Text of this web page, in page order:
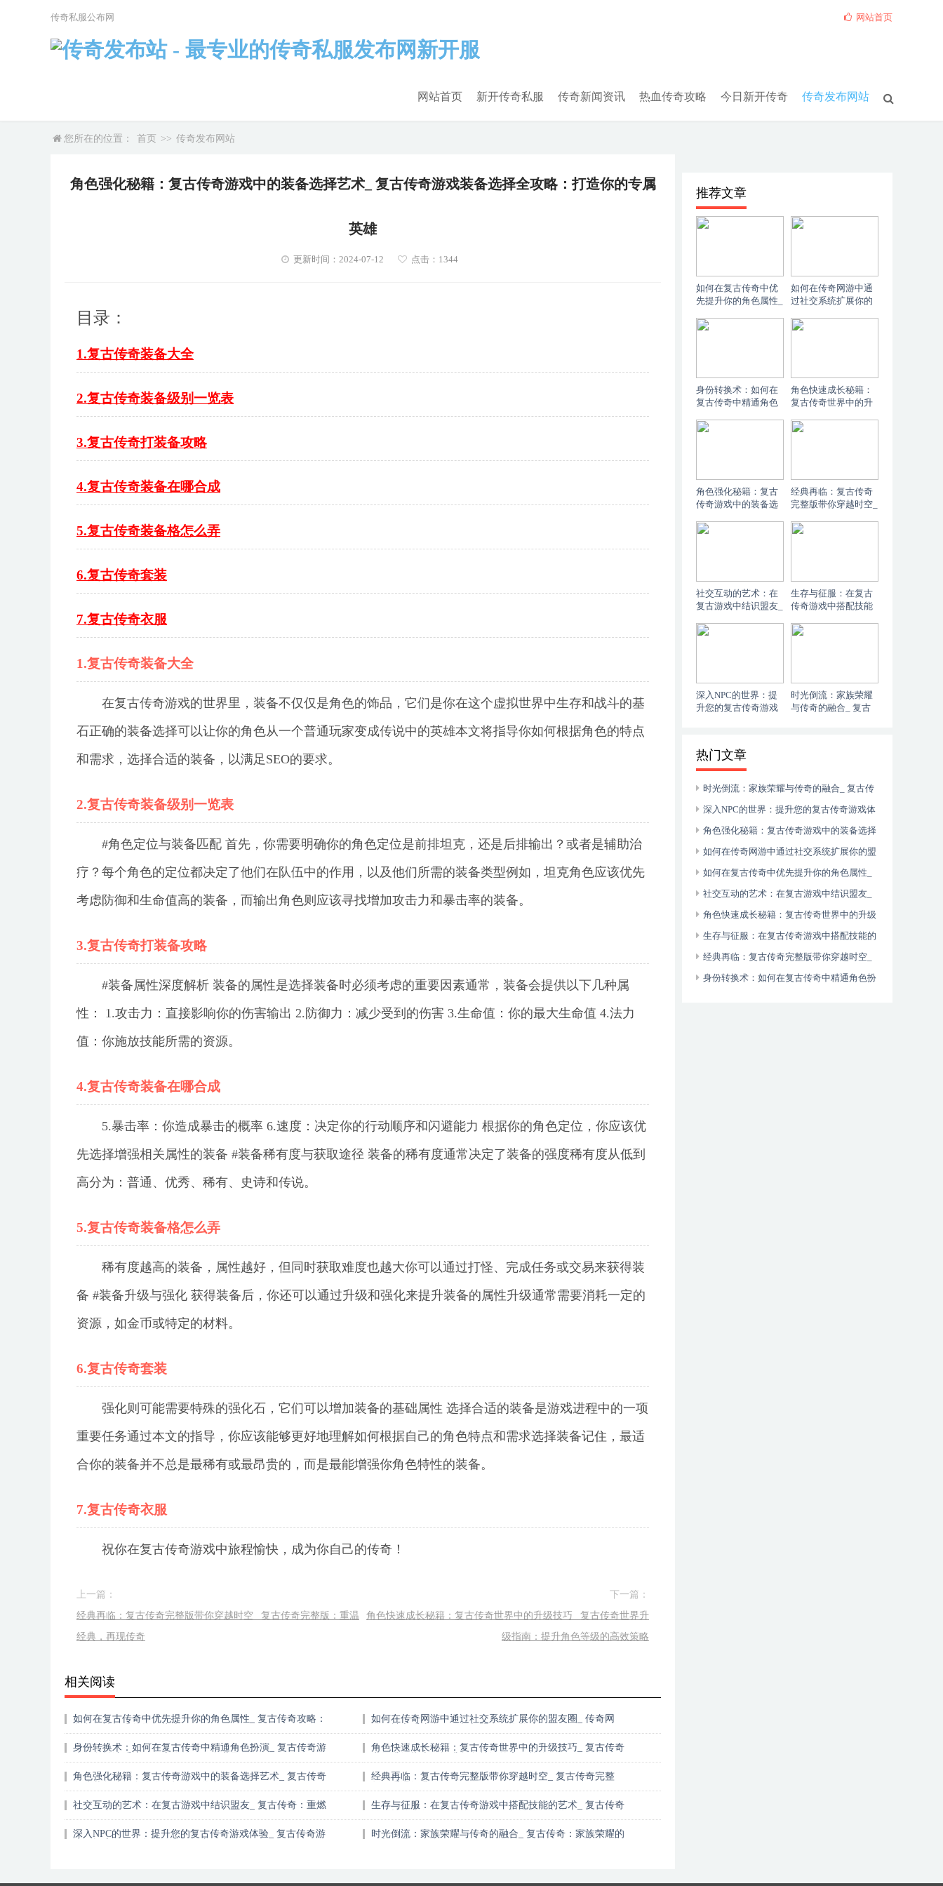
网站首页 新开传奇私服 传奇新闻资讯 热血传奇攻略 今日新开传奇 传奇发布网站
网站首页
传奇私服公布网
您所在的位置： 首页 >> 传奇发布网站
角色强化秘籍：复古传奇游戏中的装备选择艺术_ 复古传奇游戏装备选择全攻略：打造你的专属
英雄
更新时间：2024-07-12 点击：1344
目录：
1.复古传奇装备大全
2.复古传奇装备级别一览表
3.复古传奇打装备攻略
4.复古传奇装备在哪合成
5.复古传奇装备格怎么弄
6.复古传奇套装
7.复古传奇衣服
1.复古传奇装备大全
在复古传奇游戏的世界里，装备不仅仅是角色的饰品，它们是你在这个虚拟世界中生存和战斗的基
石正确的装备选择可以让你的角色从一个普通玩家变成传说中的英雄本文将指导你如何根据角色的特点
和需求，选择合适的装备，以满足SEO的要求。
2.复古传奇装备级别一览表
#角色定位与装备匹配 首先，你需要明确你的角色定位是前排坦克，还是后排输出？或者是辅助治
疗？每个角色的定位都决定了他们在队伍中的作用，以及他们所需的装备类型例如，坦克角色应该优先
考虑防御和生命值高的装备，而输出角色则应该寻找增加攻击力和暴击率的装备。
3.复古传奇打装备攻略
#装备属性深度解析 装备的属性是选择装备时必须考虑的重要因素通常，装备会提供以下几种属
性： 1.攻击力：直接影响你的伤害输出 2.防御力：减少受到的伤害 3.生命值：你的最大生命值 4.法力
值：你施放技能所需的资源。
4.复古传奇装备在哪合成
5.暴击率：你造成暴击的概率 6.速度：决定你的行动顺序和闪避能力 根据你的角色定位，你应该优
先选择增强相关属性的装备 #装备稀有度与获取途径 装备的稀有度通常决定了装备的强度稀有度从低到
高分为：普通、优秀、稀有、史诗和传说。
5.复古传奇装备格怎么弄
稀有度越高的装备，属性越好，但同时获取难度也越大你可以通过打怪、完成任务或交易来获得装
备 #装备升级与强化 获得装备后，你还可以通过升级和强化来提升装备的属性升级通常需要消耗一定的
资源，如金币或特定的材料。
6.复古传奇套装
强化则可能需要特殊的强化石，它们可以增加装备的基础属性 选择合适的装备是游戏进程中的一项
重要任务通过本文的指导，你应该能够更好地理解如何根据自己的角色特点和需求选择装备记住，最适
合你的装备并不总是最稀有或最昂贵的，而是最能增强你角色特性的装备。
7.复古传奇衣服
祝你在复古传奇游戏中旅程愉快，成为你自己的传奇！
上一篇：
经典再临：复古传奇完整版带你穿越时空_ 复古传奇完整版：重温
经典，再现传奇
下一篇：
角色快速成长秘籍：复古传奇世界中的升级技巧_ 复古传奇世界升
级指南：提升角色等级的高效策略
相关阅读
如何在复古传奇中优先提升你的角色属性_ 复古传奇攻略：
如何在传奇网游中通过社交系统扩展你的盟友圈_ 传奇网
身份转换术：如何在复古传奇中精通角色扮演_ 复古传奇游
角色快速成长秘籍：复古传奇世界中的升级技巧_ 复古传奇
角色强化秘籍：复古传奇游戏中的装备选择艺术_ 复古传奇
经典再临：复古传奇完整版带你穿越时空_ 复古传奇完整
社交互动的艺术：在复古游戏中结识盟友_ 复古传奇：重燃
生存与征服：在复古传奇游戏中搭配技能的艺术_ 复古传奇
深入NPC的世界：提升您的复古传奇游戏体验_ 复古传奇游
时光倒流：家族荣耀与传奇的融合_ 复古传奇：家族荣耀的
推荐文章
如何在复古传奇中优
先提升你的角色属性_
属性提升的终极指南
如何在传奇网游中通
过社交系统扩展你的
社交系统全面解析与
身份转换术：如何在
复古传奇中精通角色
角色扮演系统：开启
角色快速成长秘籍：
复古传奇世界中的升
界升级指南：提升角
角色强化秘籍：复古
传奇游戏中的装备选
戏装备选择全攻略：
经典再临：复古传奇
完整版带你穿越时空_
温经典，再现传奇
社交互动的艺术：在
复古游戏中结识盟友_
的火焰
生存与征服：在复古
传奇游戏中搭配技能
戏技能大师：提升战
深入NPC的世界：提
升您的复古传奇游戏
时光倒流：家族荣耀
与传奇的融合_ 复古
热门文章
时光倒流：家族荣耀与传奇的融合_ 复古传
奇：家族荣耀的不朽传承
深入NPC的世界：提升您的复古传奇游戏体
验_ 复古传奇游戏：探索NPC任务的秘密与故
事
角色强化秘籍：复古传奇游戏中的装备选择
艺术_ 复古传奇游戏装备选择全攻略：打造你
的专属英雄
如何在传奇网游中通过社交系统扩展你的盟
友圈_ 传奇网游：社交系统全面解析与盟友网
络构建
如何在复古传奇中优先提升你的角色属性_
复古传奇攻略：角色属性提升的终极指南
社交互动的艺术：在复古游戏中结识盟友_
复古传奇：重燃友谊的火焰
角色快速成长秘籍：复古传奇世界中的升级
技巧_ 复古传奇世界升级指南：提升角色等级
的高效策略
生存与征服：在复古传奇游戏中搭配技能的
艺术_ 复古传奇游戏技能大师：提升战斗力的
终极技能组合指南
经典再临：复古传奇完整版带你穿越时空_
复古传奇完整版：重温经典，再现传奇
身份转换术：如何在复古传奇中精通角色扮